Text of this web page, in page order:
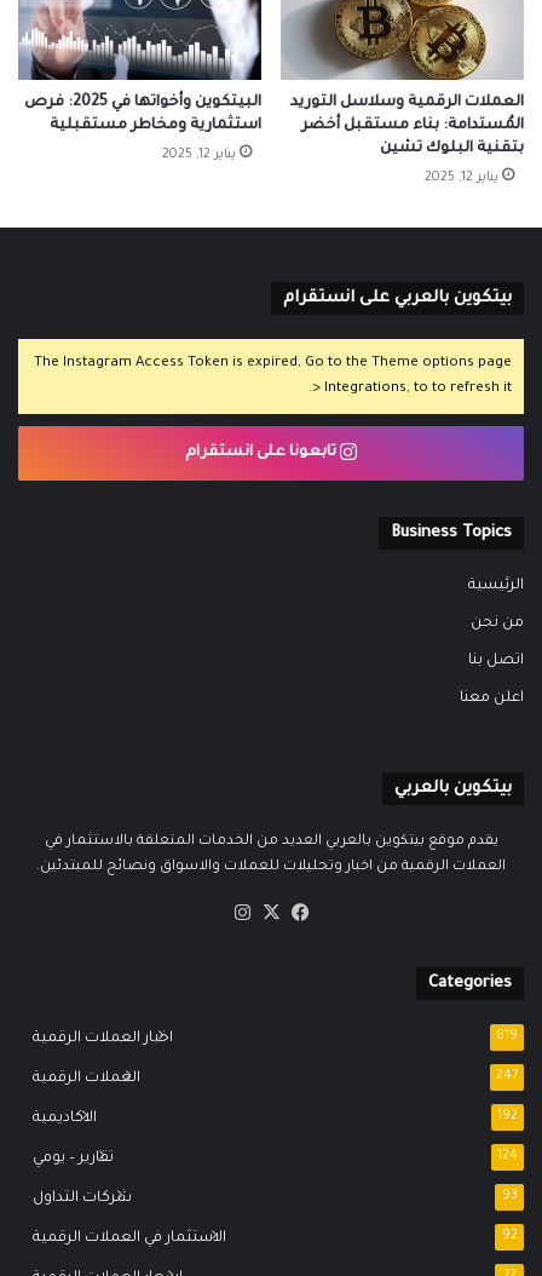
البيتكوين وأخواتها في 2025: فرص
استثمارية ومخاطر مستقبلية
يناير 12, 2025
العملات الرقمية وسلاسل التوريد
المُستدامة: بناء مستقبل أخضر
بتقنية البلوك تشين
يناير 12, 2025
بيتكوين بالعربي على انستقرام
The Instagram Access Token is expired, Go to the Theme options page
> Integrations, to to refresh it.
تابعونا على انستقرام
Business Topics
الرئيسية
من نحن
اتصل بنا
اعلن معنا
بيتكوين بالعربي
يقدم موقع بيتكوين بالعربي العديد من الخدمات المتعلقة بالاستثمار في
العملات الرقمية من اخبار وتحليلات للعملات والاسواق ونصائح للمبتدئين.
فيسبوك
‫X
Categories
اخبار العملات الرقمية 819
العملات الرقمية 247
الاكاديمية 192
تقارير – يومي 124
شركات التداول 93
الاستثمار في العملات الرقمية 92